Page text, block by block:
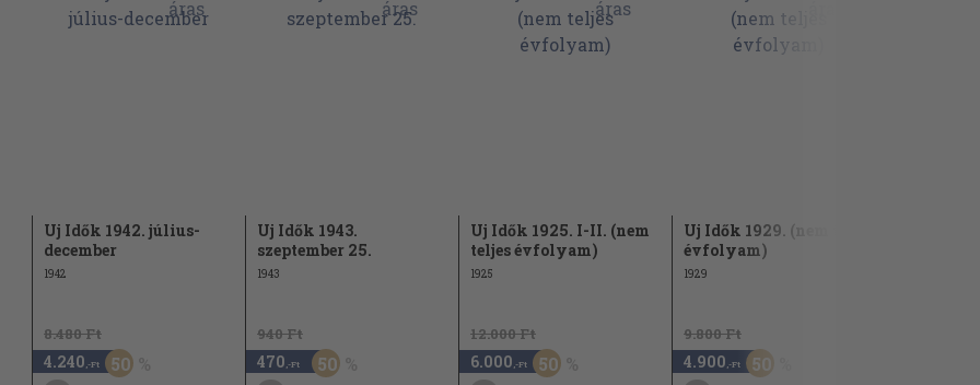
Uj Idők 1942. július-
december
1942
8.480 Ft
4.240 ,-Ft 50
Uj Idők 1943.
szeptember 25.
1943
940 Ft
470 ,-Ft 50
Uj Idők 1925. I-II. (nem
teljes évfolyam)
1925
12.000 Ft
6.000 ,-Ft 50
Uj Idők 1929. (nem teljes
évfolyam)
1929
9.800 Ft
4.900 ,-Ft 50